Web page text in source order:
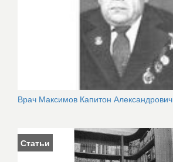
Врач Максимов Капитон Александрович
Статьи